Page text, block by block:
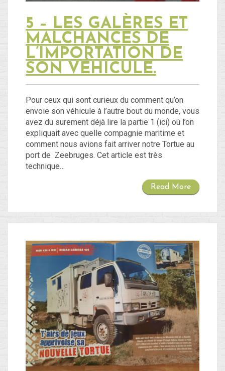
5 – LES GALÈRES ET
MALCHANCES DE
L’IMPORTATION DE
SON VÉHICULE.
Pour ceux qui sont curieux du comment qu’on
envoie son véhicule à l’autre bout du monde, vous
avez du surement déjà lire la partie 1 (ici) où l’on
expliquait avec quelle compagnie maritime et
comment nous avions fait arriver notre Tortue au
port de Zeebruges. Cet article est très
technique…
Read More